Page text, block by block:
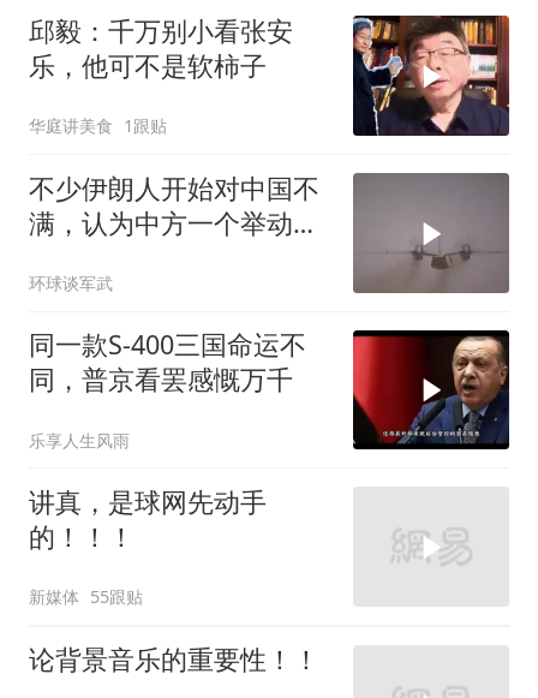
邱毅：千万别小看张安
乐，他可不是软柿子
华庭讲美食 1跟贴
不少伊朗人开始对中国不
满，认为中方一个举动，
环球谈军武
同一款S-400三国命运不
同，普京看罢感慨万千
乐享人生风雨
讲真，是球网先动手
的！！！
新媒体 55跟贴
论背景音乐的重要性！！